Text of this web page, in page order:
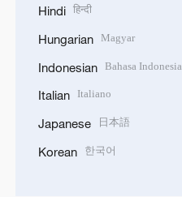
Hindi हिन्दी
Hungarian Magyar
Indonesian Bahasa Indonesia
Italian Italiano
Japanese 日本語
Korean 한국어